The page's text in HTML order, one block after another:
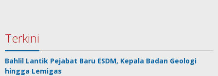
Terkini
Bahlil Lantik Pejabat Baru ESDM, Kepala Badan Geologi
hingga Lemigas